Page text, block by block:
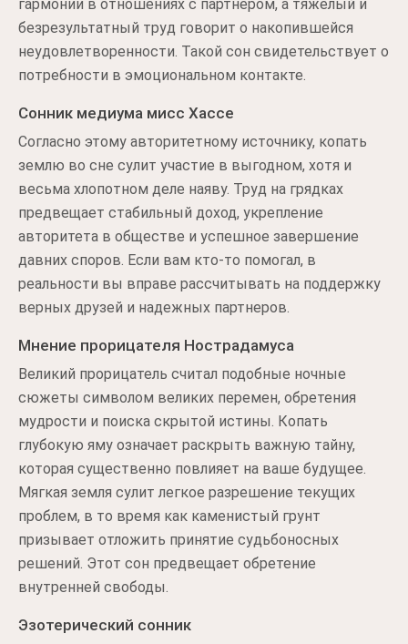
гармонии в отношениях с партнером, а тяжелый и
безрезультатный труд говорит о накопившейся
неудовлетворенности. Такой сон свидетельствует о
потребности в эмоциональном контакте.
Сонник медиума мисс Хассе
Согласно этому авторитетному источнику, копать
землю во сне сулит участие в выгодном, хотя и
весьма хлопотном деле наяву. Труд на грядках
предвещает стабильный доход, укрепление
авторитета в обществе и успешное завершение
давних споров. Если вам кто-то помогал, в
реальности вы вправе рассчитывать на поддержку
верных друзей и надежных партнеров.
Мнение прорицателя Нострадамуса
Великий прорицатель считал подобные ночные
сюжеты символом великих перемен, обретения
мудрости и поиска скрытой истины. Копать
глубокую яму означает раскрыть важную тайну,
которая существенно повлияет на ваше будущее.
Мягкая земля сулит легкое разрешение текущих
проблем, в то время как каменистый грунт
призывает отложить принятие судьбоносных
решений. Этот сон предвещает обретение
внутренней свободы.
Эзотерический сонник